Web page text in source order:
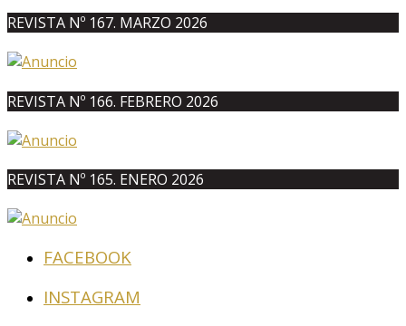
REVISTA Nº 167. MARZO 2026
REVISTA Nº 166. FEBRERO 2026
REVISTA Nº 165. ENERO 2026
FACEBOOK
INSTAGRAM